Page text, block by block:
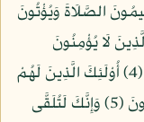
(2) الَّذِينَ يُقِيمُونَ الصَّلَاةَ وَيُؤْتُونَ
هُمْ يُوقِنُونَ (3) إِنَّ الَّذِينَ لَا يُؤْمِنُونَ
بِالْآخِرَةِ زَيَّنَّا لَهُمْ أَعْمَالَهُمْ فَهُمْ يَعْمَهُونَ (4) أُوْلَئِكَ الَّذِينَ لَهُمْ
سُوءُ الْعَذَابِ وَهُمْ فِي الْآخِرَةِ هُمُ الْأَخْسَرُونَ (5) وَإِنَّكَ لَتُلَقَّى